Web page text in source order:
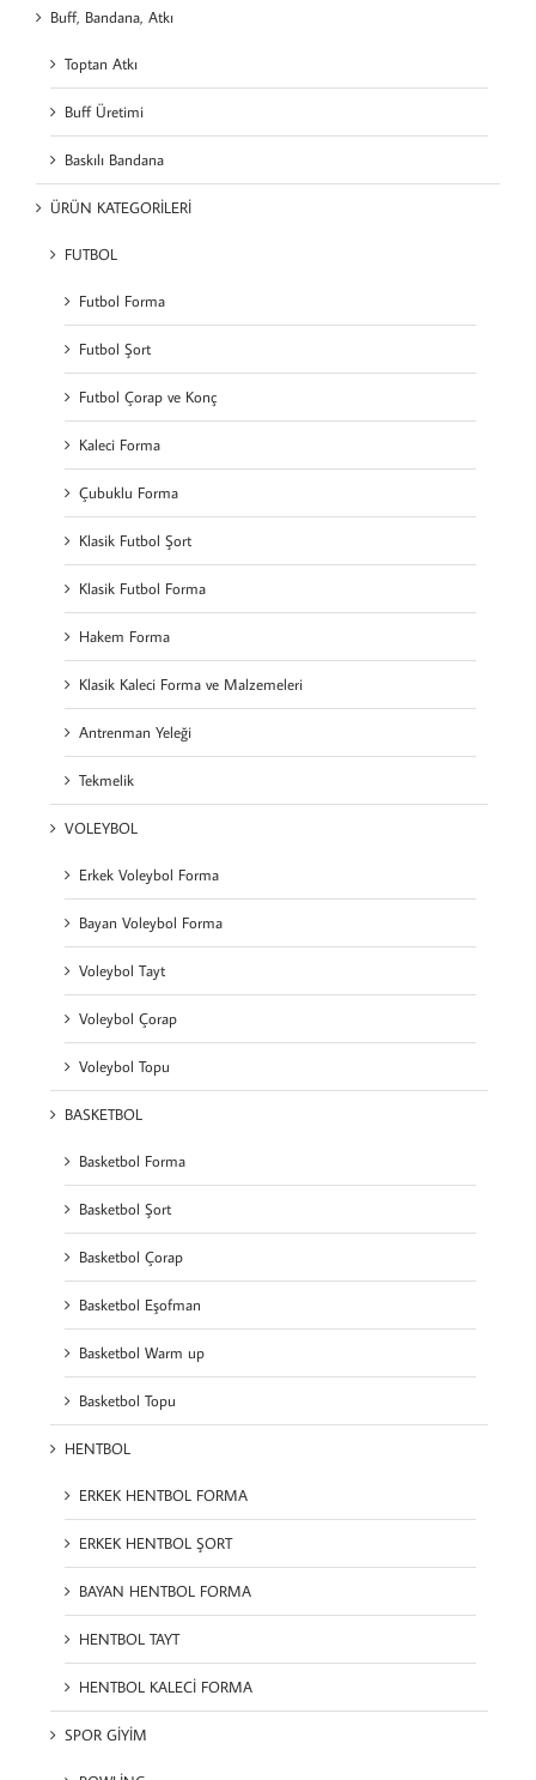
Buff, Bandana, Atkı
Toptan Atkı
Buff Üretimi
Baskılı Bandana
ÜRÜN KATEGORİLERİ
FUTBOL
Futbol Forma
Futbol Şort
Futbol Çorap ve Konç
Kaleci Forma
Çubuklu Forma
Klasik Futbol Şort
Klasik Futbol Forma
Hakem Forma
Klasik Kaleci Forma ve Malzemeleri
Antrenman Yeleği
Tekmelik
VOLEYBOL
Erkek Voleybol Forma
Bayan Voleybol Forma
Voleybol Tayt
Voleybol Çorap
Voleybol Topu
BASKETBOL
Basketbol Forma
Basketbol Şort
Basketbol Çorap
Basketbol Eşofman
Basketbol Warm up
Basketbol Topu
HENTBOL
ERKEK HENTBOL FORMA
ERKEK HENTBOL ŞORT
BAYAN HENTBOL FORMA
HENTBOL TAYT
HENTBOL KALECİ FORMA
SPOR GİYİM